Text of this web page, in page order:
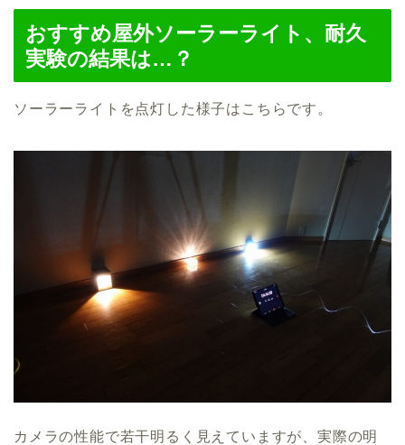
おすすめ屋外ソーラーライト、耐久
実験の結果は…？
ソーラーライトを点灯した様子はこちらです。
カメラの性能で若干明るく見えていますが、実際の明